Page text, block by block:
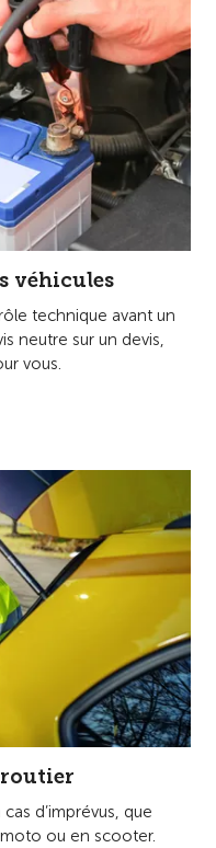
véhicules
technique avant un
neutre sur un devis,
vous.
routier
d’imprévus, que
ou en scooter.